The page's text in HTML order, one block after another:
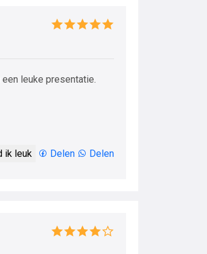
leuke presentatie.
ik leuk Delen Delen